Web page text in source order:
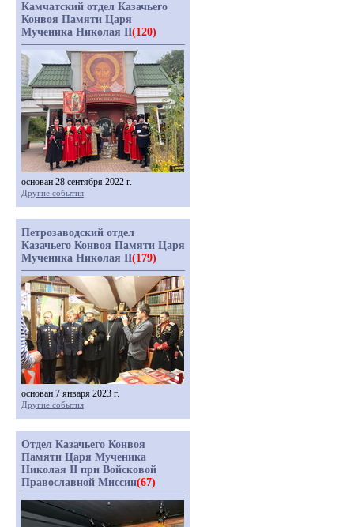
Камчатский отдел Казачьего
Конвоя Памяти Царя
Мученика Николая II(120)
основан 28 сентября 2022 г.
Другие события
Петрозаводский отдел
Казачьего Конвоя Памяти Царя
Мученика Николая II(179)
основан 7 января 2023 г.
Другие события
Отдел Казачьего Конвоя
Памяти Царя Мученика
Николая II при Войсковой
Православной Миссии(67)